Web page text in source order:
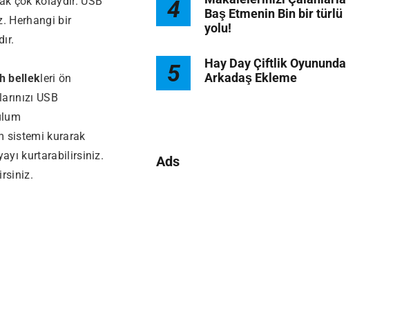
Herhangi bir
bellekleri ön
USB
sistemi kurarak
kurtarabilirsiniz.
4
Baş Etmenin Bin bir türlü
yolu!
5
Hay Day Çiftlik Oyununda
Arkadaş Ekleme
Ads